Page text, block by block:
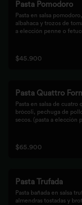
Pasta Pomodoro
Pasta en salsa
albahaca y trozos de
a elección penne o
$45.900
Pasta Quattro
Pasta en salsa de cuatro
brócoli, pechuga de
secos. (pasta a elección
$65.900
Pasta Trufada
Pasta bañada en salsa
almendras tostadas y